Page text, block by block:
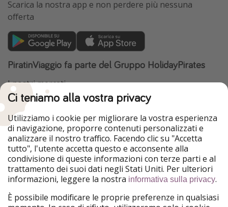
Scarica la nostra app e non perdere più nessuna
offerta
PiratinViaggio fa parte del Gruppo HolidayPirates
I nostri mercati
HolidayPirates
VakantiePiraten
WakacyjniPiraci
Ferienpiraten
Urlaubspiraten
Urlaubspiraten
ViajerosPiratas
TravelPirates
Il nostro gruppo
HolidayPirates Group
Conoscici meglio Informazioni legali
Ci teniamo alla vostra privacy
Utilizziamo i cookie per migliorare la vostra esperienza
di navigazione, proporre contenuti personalizzati e
analizzare il nostro traffico. Facendo clic su "Accetta
tutto", l'utente accetta questo e acconsente alla
condivisione di queste informazioni con terze parti e al
trattamento dei suoi dati negli Stati Uniti. Per ulteriori
informazioni, leggere la nostra informativa sulla privacy.
È possibile modificare le proprie preferenze in qualsiasi